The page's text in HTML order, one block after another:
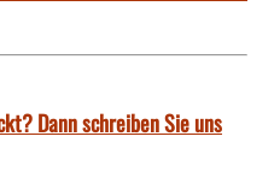
Dann schreiben Sie uns